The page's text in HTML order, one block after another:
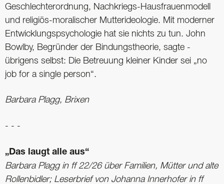
Geschlechterordnung, Nachkriegs-Hausfrauenmodell
und religiös-moralischer Mutter­ideologie. Mit moderner
Entwicklungs­psychologie hat sie nichts zu tun. John
Bowlby, Begründer der Bindungstheorie, sagte ­
übrigens selbst: Die ­Betreuung kleiner Kinder sei „no
job for a single person“.
Barbara Plagg, Brixen
- - -
„Das laugt alle aus“
Barbara Plagg in ff 22/26 über Familien, Mütter und alte
Rollenbidler; ­Leserbrief von Johanna Innerhofer in ff